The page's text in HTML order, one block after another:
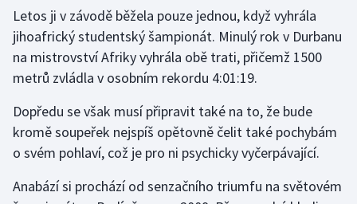
Házená
Jezdectví
Judo
Krasobruslení
Lezení
Lyže a snowboard
Letos ji v závodě běžela pouze jednou, když vyhrála
jihoafrický studentský šampionát. Minulý rok v Durbanu
na mistrovství Afriky vyhrála obě trati, přičemž 1500
metrů zvládla v osobním rekordu 4:01:19.
Dopředu se však musí připravit také na to, že bude
kromě soupeřek nejspíš opětovně čelit také pochybám
o svém pohlaví, což je pro ni psychicky vyčerpávající.
Anabází si prochází od senzačního triumfu na světovém